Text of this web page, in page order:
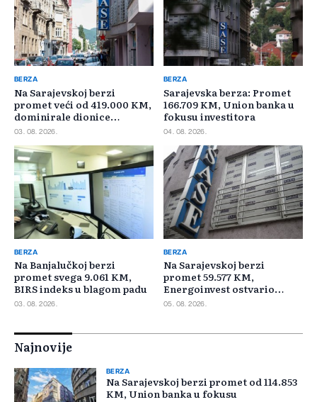
BERZA
Na Sarajevskoj berzi
promet veći od 419.000 KM,
dominirale dionice
Privredne banke Sarajevo
03. 08. 2026.
BERZA
Sarajevska berza: Promet
166.709 KM, Union banka u
fokusu investitora
04. 08. 2026.
BERZA
Na Banjalučkoj berzi
promet svega 9.061 KM,
BIRS indeks u blagom padu
03. 08. 2026.
BERZA
Na Sarajevskoj berzi
promet 59.577 KM,
Energoinvest ostvario
najveći promet
05. 08. 2026.
Najnovije
BERZA
Na Sarajevskoj berzi promet od 114.853
KM, Union banka u fokusu